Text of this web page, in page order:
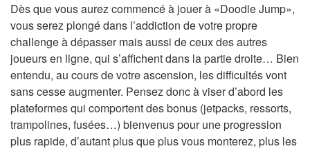
Dès que vous aurez commencé à jouer à «Doodle Jump»,
vous serez plongé dans l’addiction de votre propre
challenge à dépasser mais aussi de ceux des autres
joueurs en ligne, qui s’affichent dans la partie droite… Bien
entendu, au cours de votre ascension, les difficultés vont
sans cesse augmenter. Pensez donc à viser d’abord les
plateformes qui comportent des bonus (jetpacks, ressorts,
trampolines, fusées…) bienvenus pour une progression
plus rapide, d’autant plus que plus vous monterez, plus les